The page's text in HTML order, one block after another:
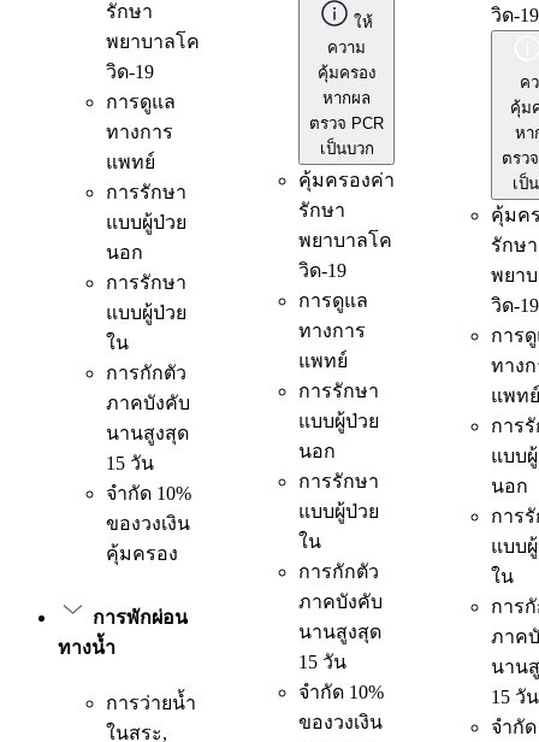
รักษา
พยาบาลโค
วิด-19
การดูแล
ทางการ
แพทย์
การรักษา
แบบผู้ป่วย
นอก
การรักษา
แบบผู้ป่วย
ใน
การกักตัว
ภาคบังคับ
นานสูงสุด
15 วัน
จำกัด 10%
ของวงเงิน
คุ้มครอง
การพักผ่อน
ทางน้ำ
การว่ายน้ำ
ในสระ,
ให้
ความ
คุ้มครอง
หากผล
ตรวจ PCR
เป็นบวก
คุ้มครองค่า
รักษา
พยาบาลโค
วิด-19
การดูแล
ทางการ
แพทย์
การรักษา
แบบผู้ป่วย
นอก
การรักษา
แบบผู้ป่วย
ใน
การกักตัว
ภาคบังคับ
นานสูงสุด
15 วัน
จำกัด 10%
ของวงเงิน
วิด-19
ค
คุ้ม
หา
ตรว
เป็
คุ้มค
รักษา
พยา
วิด-19
การ
ทาง
แพทย์
การ
แบบ
นอก
การ
แบบ
ใน
การ
ภาค
นาน
15 วัน
จำกัด